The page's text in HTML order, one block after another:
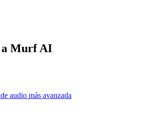
Murf AI
audio más avanzada